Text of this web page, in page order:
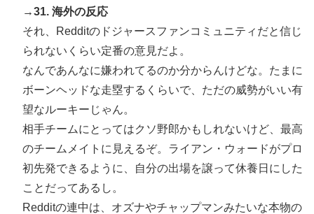
→31. 海外の反応
それ、Redditのドジャースファンコミュニティだと信じ
られないくらい定番の意見だよ。
なんであんなに嫌われてるのか分からんけどな。たまに
ボーンヘッドな走塁するくらいで、ただの威勢がいい有
望なルーキーじゃん。
相手チームにとってはクソ野郎かもしれないけど、最高
のチームメイトに見えるぞ。ライアン・ウォードがプロ
初先発できるように、自分の出場を譲って休養日にした
ことだってあるし。
Redditの連中は、オズナやチャップマンみたいな本物の